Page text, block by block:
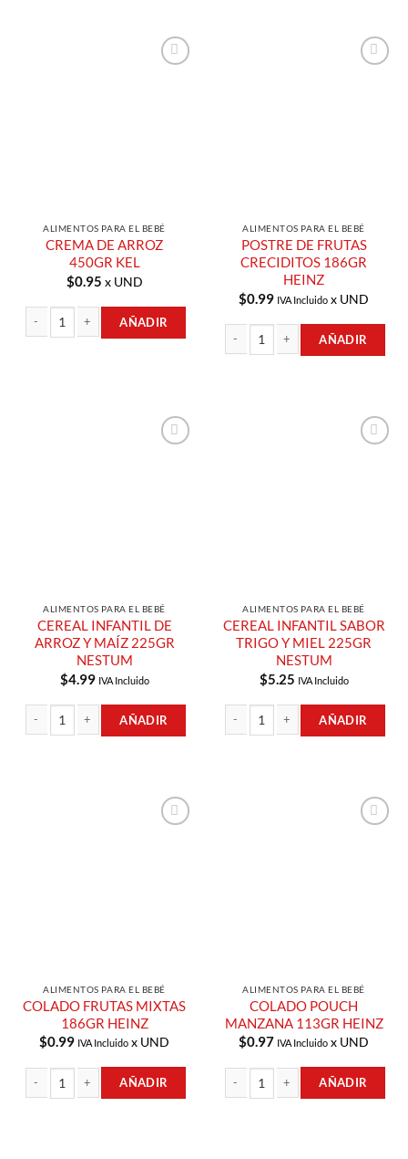
ALIMENTOS PARA EL BEBÉ
CREMA DE ARROZ
450GR KEL
$0.95 x UND
AÑADIR
ALIMENTOS PARA EL BEBÉ
POSTRE DE FRUTAS
CRECIDITOS 186GR
HEINZ
$0.99 IVA Incluido x UND
AÑADIR
ALIMENTOS PARA EL BEBÉ
CEREAL INFANTIL DE
ARROZ Y MAÍZ 225GR
NESTUM
$4.99 IVA Incluido
AÑADIR
ALIMENTOS PARA EL BEBÉ
CEREAL INFANTIL SABOR
TRIGO Y MIEL 225GR
NESTUM
$5.25 IVA Incluido
AÑADIR
ALIMENTOS PARA EL BEBÉ
COLADO FRUTAS MIXTAS
186GR HEINZ
$0.99 IVA Incluido x UND
AÑADIR
ALIMENTOS PARA EL BEBÉ
COLADO POUCH
MANZANA 113GR HEINZ
$0.97 IVA Incluido x UND
AÑADIR